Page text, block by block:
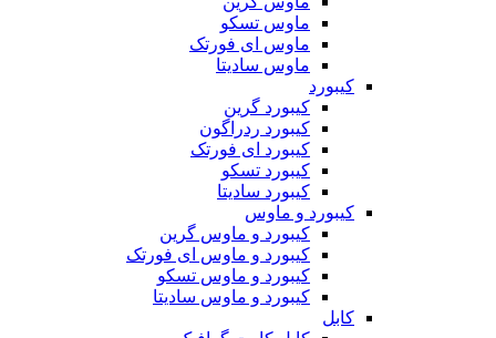
ماوس تسکو
ماوس ای فورتک
ماوس سادیتا
کیبورد
کیبورد گرین
کیبورد ردراگون
کیبورد ای فورتک
کیبورد تسکو
کیبورد سادیتا
کیبورد و ماوس
کیبورد و ماوس گرین
کیبورد و ماوس ای فورتک
کیبورد و ماوس تسکو
کیبورد و ماوس سادیتا
کابل